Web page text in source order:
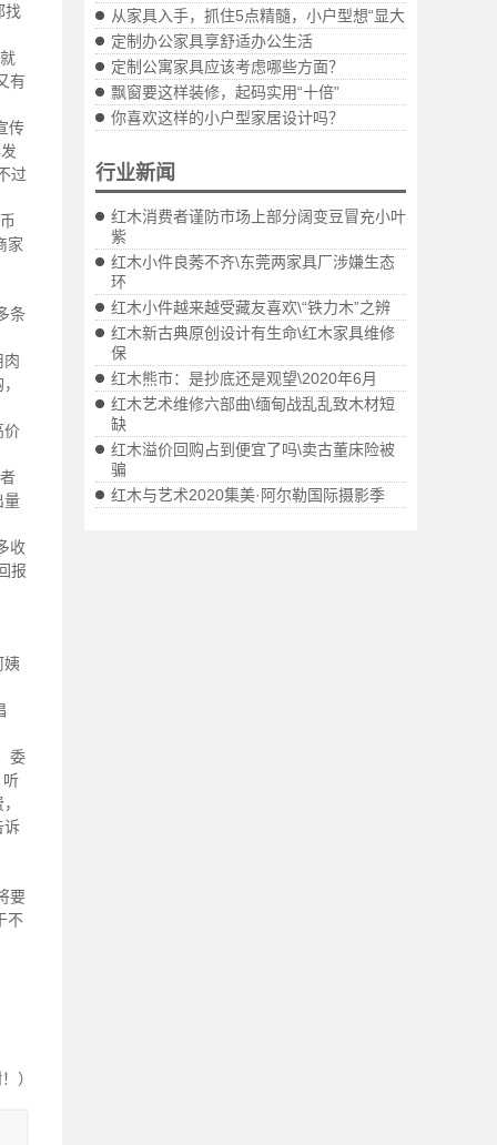
从家具入手，抓住5点精髓，小户型想“显大
定制办公家具享舒适办公生活
定制公寓家具应该考虑哪些方面？
飘窗要这样装修，起码实用“十倍”
你喜欢这样的小户型家居设计吗？
行业新闻
红木消费者谨防市场上部分阔变豆冒充小叶
紫
红木小件良莠不齐\东莞两家具厂涉嫌生态
环
红木小件越来越受藏友喜欢\“铁力木”之辨
红木新古典原创设计有生命\红木家具维修
保
红木熊市：是抄底还是观望\2020年6月
红木艺术维修六部曲\缅甸战乱乱致木材短
缺
红木溢价回购占到便宜了吗\卖古董床险被
骗
红木与艺术2020集美·阿尔勒国际摄影季
找
有
传
过
家
条
肉
价
量
收
报
姨
委
听
诉
要
不
）